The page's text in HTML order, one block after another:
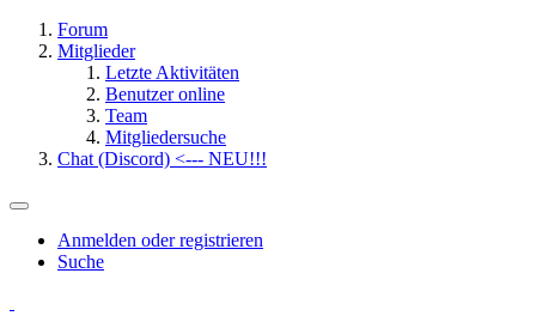
Forum
Mitglieder
Letzte Aktivitäten
Benutzer online
Team
Mitgliedersuche
Chat (Discord) <--- NEU!!!
Anmelden oder registrieren
Suche